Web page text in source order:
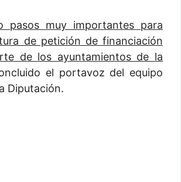
pasos muy importantes para
de petición de financiación
de los ayuntamientos de la
el portavoz del equipo
Diputación.